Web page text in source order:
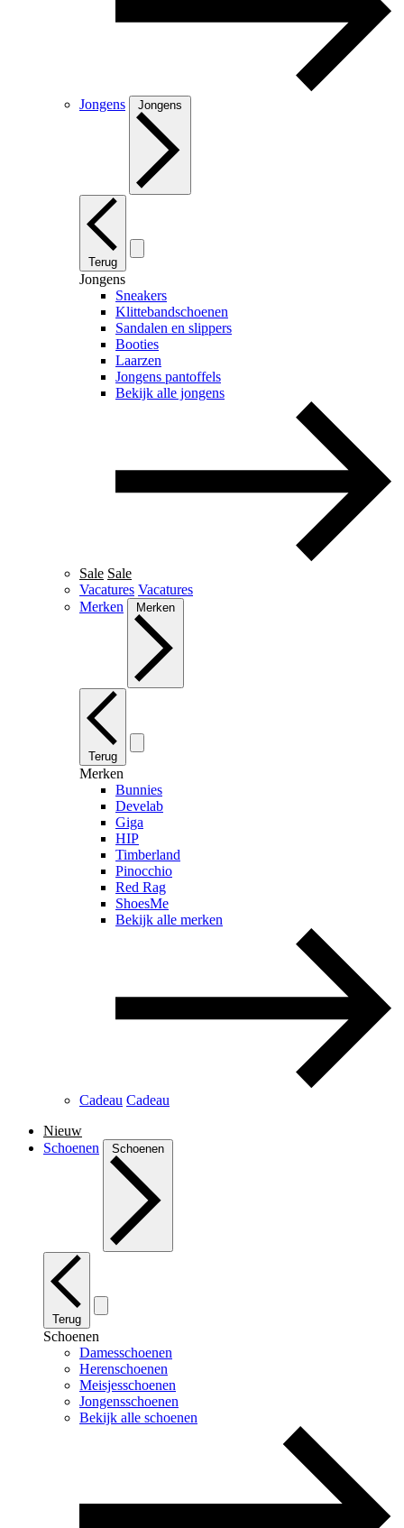
Jongens Jongens
Terug
Jongens
Sneakers
Klittebandschoenen
Sandalen en slippers
Booties
Laarzen
Jongens pantoffels
Bekijk alle jongens
Sale Sale
Vacatures Vacatures
Merken
Merken
Terug
Merken
Bunnies
Develab
Giga
HIP
Timberland
Pinocchio
Red Rag
ShoesMe
Bekijk alle merken
Cadeau Cadeau
Nieuw
Schoenen
Schoenen
Terug
Schoenen
Damesschoenen
Herenschoenen
Meisjesschoenen
Jongensschoenen
Bekijk alle schoenen